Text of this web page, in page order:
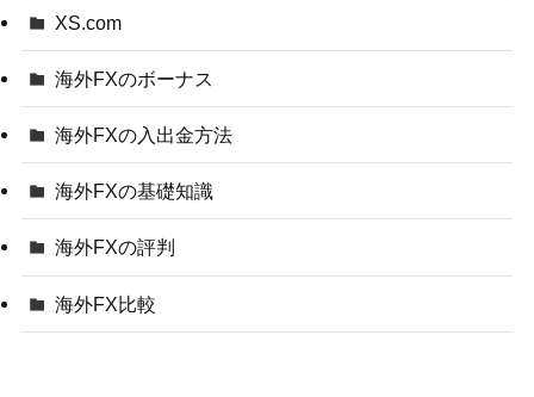
XS.com
海外FXのボーナス
海外FXの入出金方法
海外FXの基礎知識
海外FXの評判
海外FX比較